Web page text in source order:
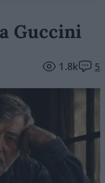
Guccini
1.8k 5